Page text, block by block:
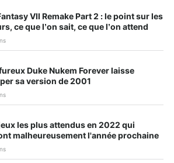
VII Remake Part 2 : le point sur les
ce que l’on sait, ce que l’on attend
Duke Nukem Forever laisse
sa version de 2001
les plus attendus en 2022 qui
malheureusement l'année prochaine